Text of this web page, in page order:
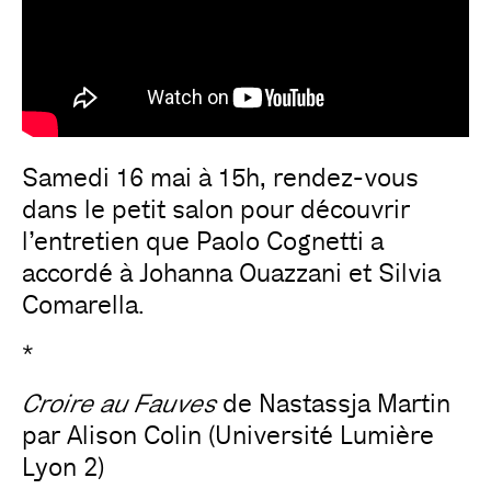
Samedi 16 mai à 15h, rendez-vous
dans le petit salon pour découvrir
l’entretien que Paolo Cognetti a
accordé à Johanna Ouazzani et Silvia
Comarella.
*
Croire au Fauvesde Nastassja Martin
par Alison Colin (Université Lumière
Lyon 2)